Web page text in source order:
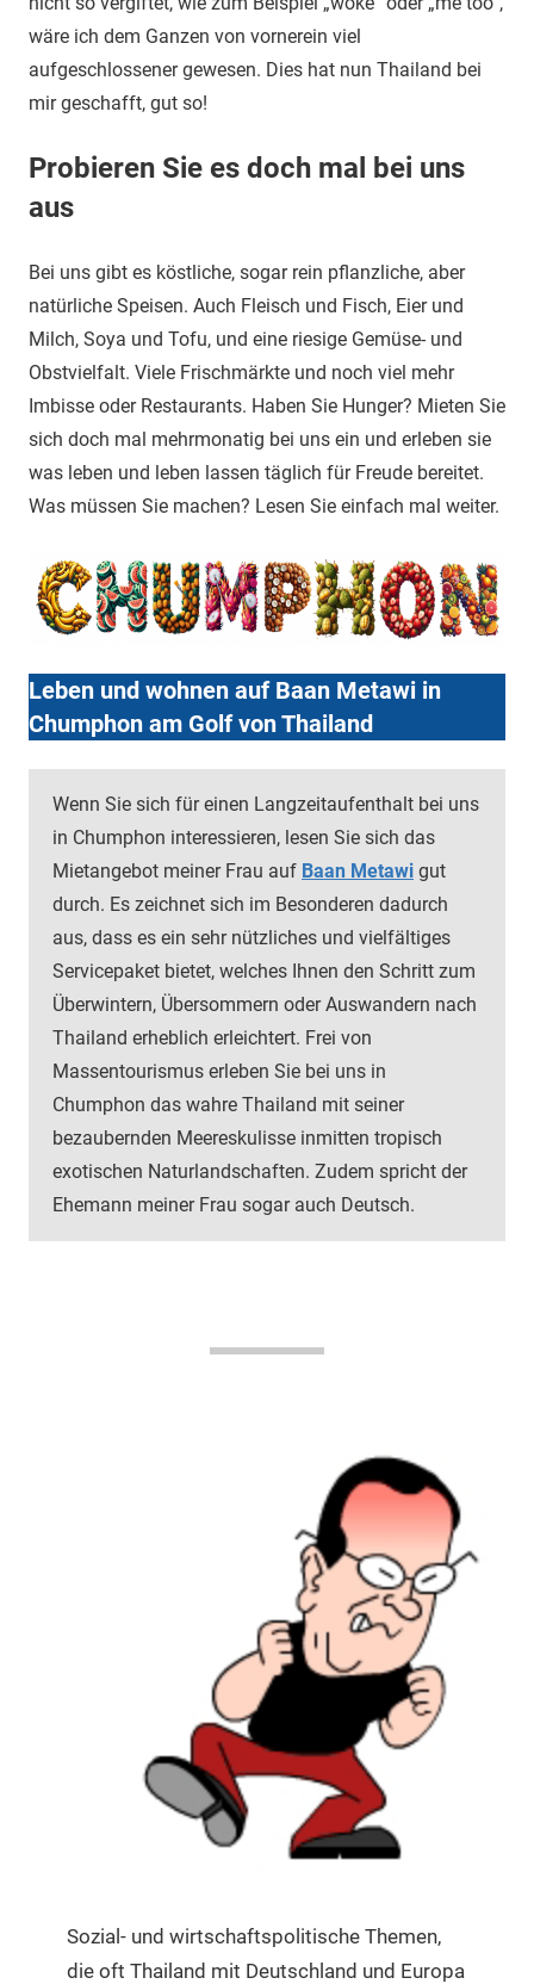
wäre ich dem Ganzen von vornerein viel
aufgeschlossener gewesen. Dies hat nun Thailand bei
mir geschafft, gut so!
Probieren Sie es doch mal bei uns
aus
Bei uns gibt es köstliche, sogar rein pflanzliche, aber
natürliche Speisen. Auch Fleisch und Fisch, Eier und
Milch, Soya und Tofu, und eine riesige Gemüse- und
Obstvielfalt. Viele Frischmärkte und noch viel mehr
Imbisse oder Restaurants. Haben Sie Hunger? Mieten Sie
sich doch mal mehrmonatig bei uns ein und erleben sie
was leben und leben lassen täglich für Freude bereitet.
Was müssen Sie machen? Lesen Sie einfach mal weiter.
Leben und wohnen auf Baan Metawi in
Chumphon am Golf von Thailand
Wenn Sie sich für einen Langzeitaufenthalt bei uns
in Chumphon interessieren, lesen Sie sich das
Mietangebot meiner Frau auf Baan Metawi gut
durch. Es zeichnet sich im Besonderen dadurch
aus, dass es ein sehr nützliches und vielfältiges
Servicepaket bietet, welches Ihnen den Schritt zum
Überwintern, Übersommern oder Auswandern nach
Thailand erheblich erleichtert. Frei von
Massentourismus erleben Sie bei uns in
Chumphon das wahre Thailand mit seiner
bezaubernden Meereskulisse inmitten tropisch
exotischen Naturlandschaften. Zudem spricht der
Ehemann meiner Frau sogar auch Deutsch.
Sozial- und wirtschaftspolitische Themen,
die oft Thailand mit Deutschland und Europa